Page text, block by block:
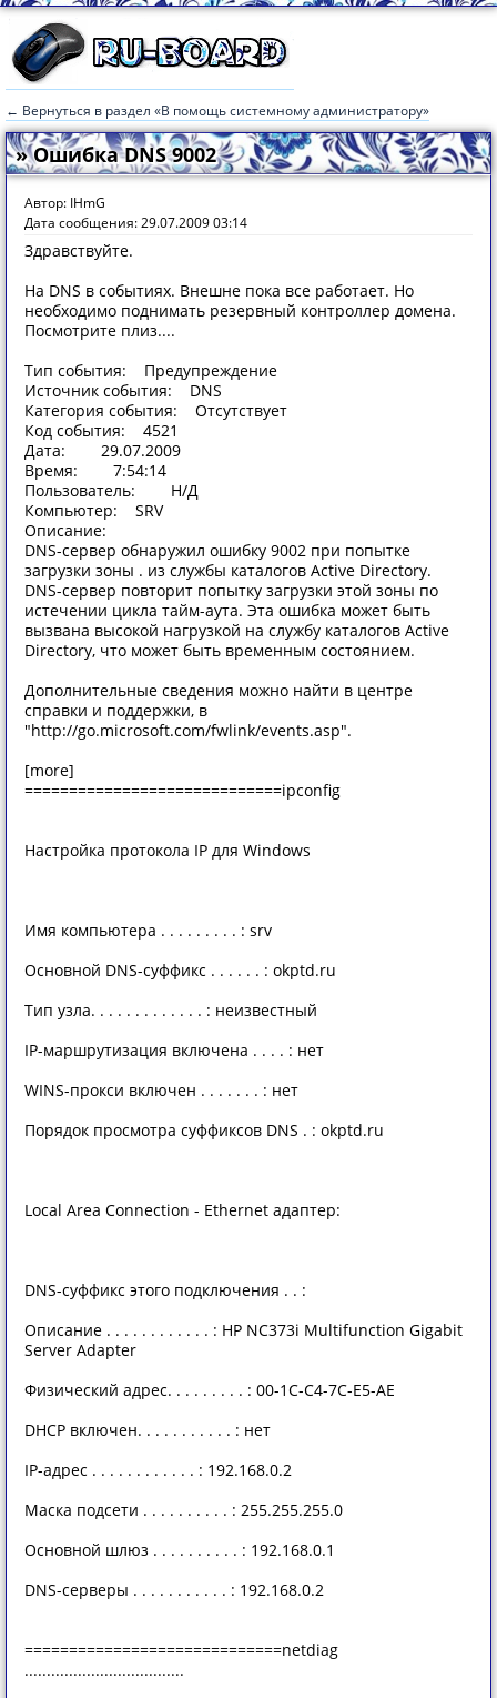
← Вернуться в раздел «В помощь системному администратору»
» Ошибка DNS 9002
Автор: IHmG
Дата сообщения: 29.07.2009 03:14
Здравствуйте.
На DNS в событиях. Внешне пока все работает. Но
необходимо поднимать резервный контроллер домена.
Посмотрите плиз....
Тип события: Предупреждение
Источник события: DNS
Категория события: Отсутствует
Код события: 4521
Дата: 29.07.2009
Время: 7:54:14
Пользователь: Н/Д
Компьютер: SRV
Описание:
DNS-сервер обнаружил ошибку 9002 при попытке
загрузки зоны . из службы каталогов Active Directory.
DNS-сервер повторит попытку загрузки этой зоны по
истечении цикла тайм-аута. Эта ошибка может быть
вызвана высокой нагрузкой на службу каталогов Active
Directory, что может быть временным состоянием.
Дополнительные сведения можно найти в центре
справки и поддержки, в
"http://go.microsoft.com/fwlink/events.asp".
[more]
=============================ipconfig
Настройка протокола IP для Windows
Имя компьютера . . . . . . . . . : srv
Основной DNS-суффикс . . . . . . : okptd.ru
Тип узла. . . . . . . . . . . . . : неизвестный
IP-маршрутизация включена . . . . : нет
WINS-прокси включен . . . . . . . : нет
Порядок просмотра суффиксов DNS . : okptd.ru
Local Area Connection - Ethernet адаптер:
DNS-суффикс этого подключения . . :
Описание . . . . . . . . . . . . : HP NC373i Multifunction Gigabit
Server Adapter
Физический адрес. . . . . . . . . : 00-1C-C4-7C-E5-AE
DHCP включен. . . . . . . . . . . : нет
IP-адрес . . . . . . . . . . . . : 192.168.0.2
Маска подсети . . . . . . . . . . : 255.255.255.0
Основной шлюз . . . . . . . . . . : 192.168.0.1
DNS-серверы . . . . . . . . . . . : 192.168.0.2
=============================netdiag
....................................